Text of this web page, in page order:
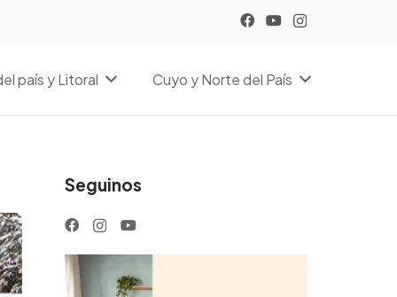
país y Litoral Cuyo y Norte del País
Seguinos